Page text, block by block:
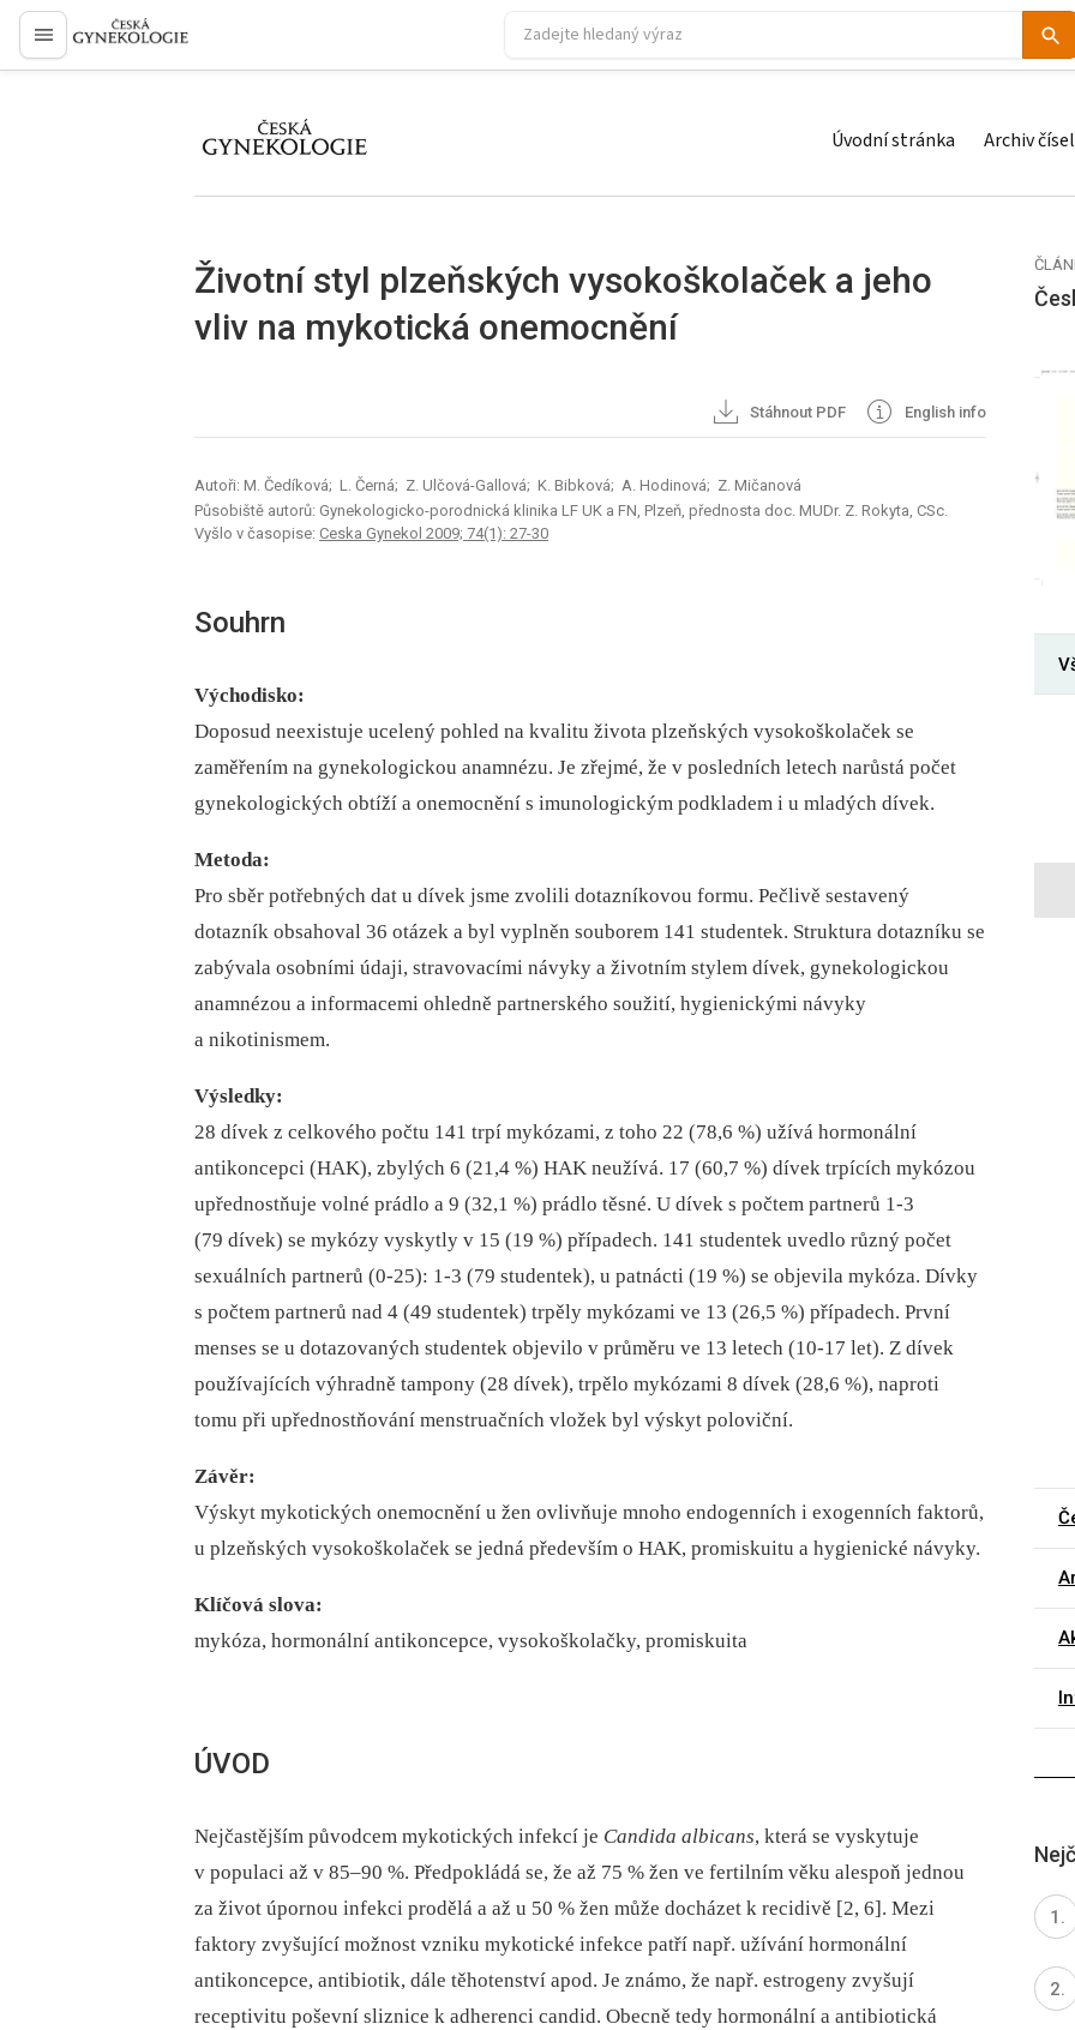
proLékaře.cz
proLékaře.cz Úvodní stránka Archiv čísel
Životní styl plzeňských vysokoškolaček a jeho
vliv na mykotická onemocnění
Stáhnout PDF English info
Autoři: M. Čedíková; L. Černá; Z. Ulčová-Gallová; K. Bibková; A. Hodinová; Z. Mičanová
Působiště autorů: Gynekologicko-porodnická klinika LF UK a FN, Plzeň, přednosta doc. MUDr. Z. Rokyta, CSc.
Vyšlo v časopise: Ceska Gynekol 2009; 74(1): 27-30
Souhrn
Východisko:
Doposud neexistuje ucelený pohled na kvalitu života plzeňských vysokoškolaček se
zaměřením na gynekologickou anamnézu. Je zřejmé, že v posledních letech narůstá počet
gynekologických obtíží a onemocnění s imunologickým podkladem i u mladých dívek.
Metoda:
Pro sběr potřebných dat u dívek jsme zvolili dotazníkovou formu. Pečlivě sestavený
dotazník obsahoval 36 otázek a byl vyplněn souborem 141 studentek. Struktura dotazníku se
zabývala osobními údaji, stravovacími návyky a životním stylem dívek, gynekologickou
anamnézou a informacemi ohledně partnerského soužití, hygienickými návyky
a nikotinismem.
Výsledky:
28 dívek z celkového počtu 141 trpí mykózami, z toho 22 (78,6 %) užívá hormonální
antikoncepci (HAK), zbylých 6 (21,4 %) HAK neužívá. 17 (60,7 %) dívek trpících mykózou
upřednostňuje volné prádlo a 9 (32,1 %) prádlo těsné. U dívek s počtem partnerů 1-3
(79 dívek) se mykózy vyskytly v 15 (19 %) případech. 141 studentek uvedlo různý počet
sexuálních partnerů (0-25): 1-3 (79 studentek), u patnácti (19 %) se objevila mykóza. Dívky
s počtem partnerů nad 4 (49 studentek) trpěly mykózami ve 13 (26,5 %) případech. První
menses se u dotazovaných studentek objevilo v průměru ve 13 letech (10‑17 let). Z dívek
používajících výhradně tampony (28 dívek), trpělo mykózami 8 dívek (28,6 %), naproti
tomu při upřednostňování menstruačních vložek byl výskyt poloviční.
Závěr:
Výskyt mykotických onemocnění u žen ovlivňuje mnoho endogenních i exogenních faktorů,
u plzeňských vysokoškolaček se jedná především o HAK, promiskuitu a hygienické návyky.
Klíčová slova:
mykóza, hormonální antikoncepce, vysokoškolačky, promiskuita
ÚVOD
Nejčastějším původcem mykotických infekcí je Candida albicans, která se vyskytuje
v populaci až v 85–90 %. Předpokládá se, že až 75 % žen ve fertilním věku alespoň jednou
za život úpornou infekci prodělá a až u 50 % žen může docházet k recidivě [2, 6]. Mezi
faktory zvyšující možnost vzniku mykotické infekce patří např. užívání hormonální
antikoncepce, antibiotik, dále těhotenství apod. Je známo, že např. estrogeny zvyšují
receptivitu poševní sliznice k adherenci candid. Obecně tedy hormonální a antibiotická